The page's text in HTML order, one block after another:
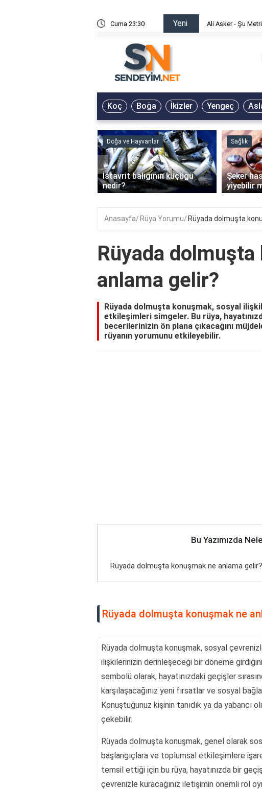
Cuma 23:30 Yeni Ali Asker - Şu
Koç Boğa İkizler Yengeç
Doğa ve Hayvanlar
İstavrit balığının küçüğü
nedir?
Sağlık
Şeker
yiyebilir
‹
Anasayfa Rüya Yorumu Rüyada dolmuşta
Rüyada
anlama gelir?
Rüyada dolmuşta konuşmak, sosyal
etkileşimleri simgeler. Bu rüya,
becerilerinizin ön plana çıkacağını
rüyanın yorumunu etkileyebilir.
Bu Yazımızda
Rüyada dolmuşta konuşmak ne anlama gelir?
Rüyada dolmuşta konuşmak ne
Rüyada dolmuşta konuşmak, sosyal
ilişkilerinizin derinleşeceği bir döneme
sembolü olarak, hayatınızdaki geçişler
karşılaşacağınız yeni fırsatlar ve sosyal
Konuştuğunuz kişinin tanıdık ya da yabancı
çekebilir.
Rüyada dolmuşta konuşmak, genel olarak
başlangıçlara ve toplumsal etkileşimlere
temsil ettiği için bu rüya, hayatınızda bir
çevrenizle kuracağınız iletişimin önemli rol